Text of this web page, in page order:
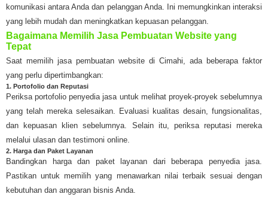
komunikasi antara Anda dan pelanggan Anda. Ini memungkinkan interaksi
yang lebih mudah dan meningkatkan kepuasan pelanggan.
Bagaimana Memilih Jasa Pembuatan Website yang
Tepat
Saat memilih jasa pembuatan website di Cimahi, ada beberapa faktor
yang perlu dipertimbangkan:
1. Portofolio dan Reputasi
Periksa portofolio penyedia jasa untuk melihat proyek-proyek sebelumnya
yang telah mereka selesaikan. Evaluasi kualitas desain, fungsionalitas,
dan kepuasan klien sebelumnya. Selain itu, periksa reputasi mereka
melalui ulasan dan testimoni online.
2. Harga dan Paket Layanan
Bandingkan harga dan paket layanan dari beberapa penyedia jasa.
Pastikan untuk memilih yang menawarkan nilai terbaik sesuai dengan
kebutuhan dan anggaran bisnis Anda.